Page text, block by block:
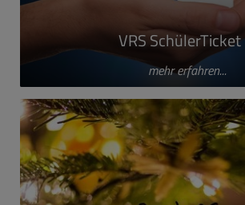
VRS SchülerTicket
mehr erfahren...